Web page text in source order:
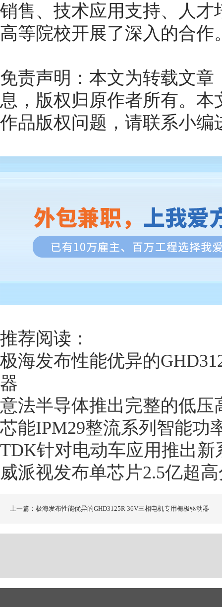
销售、技术应用支持、人
高等院校开展了深入的合作
免责声明：本文为转载文
息，版权归原作者所有。
作品版权问题，请联系小编
推荐阅读：
极海发布性能优异的
器
意法半导体推出完整的低
芯能IPM29整流系列智能功
TDK针对电动车应用推出
威派视发布单芯片2.5亿超
上一篇：极海发布性能优异的GHD3125R 36V三相电机专用栅极驱动器